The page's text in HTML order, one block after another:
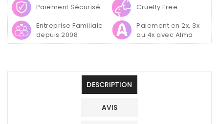
Grain
150/150
Grain
Paiement Sécurisé
Cruelty Free
Entreprise Familiale
depuis 2008
Paiement en 2x, 3x
ou 4x avec Alma
DESCRIPTION
AVIS